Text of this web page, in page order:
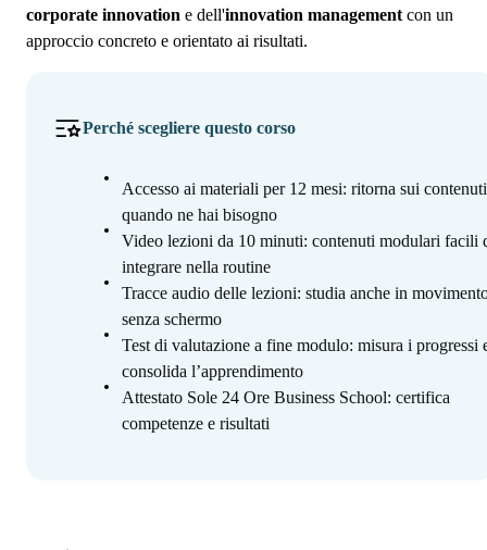
corporate innovation e dell'innovation management con un
approccio concreto e orientato ai risultati.
Perché scegliere questo corso
Accesso ai materiali per 12 mesi: ritorna sui contenuti
quando ne hai bisogno
Video lezioni da 10 minuti: contenuti modulari facili
integrare nella routine
Tracce audio delle lezioni: studia anche in
senza schermo
Test di valutazione a fine modulo: misura i progressi
consolida l’apprendimento
Attestato Sole 24 Ore Business School: certifica
competenze e risultati